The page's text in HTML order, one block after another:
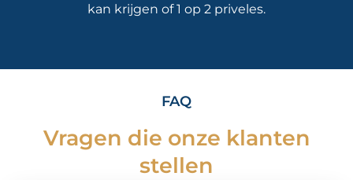
kan krijgen of 1 op 2 priveles.
FAQ
Vragen die onze klanten
stellen